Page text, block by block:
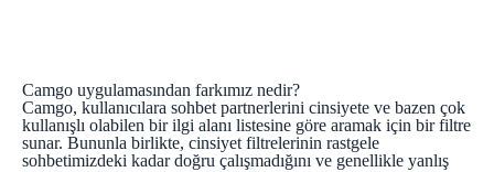
Camgo uygulamasından farkımız nedir?
Camgo, kullanıcılara sohbet partnerlerini cinsiyete ve bazen çok
kullanışlı olabilen bir ilgi alanı listesine göre aramak için bir filtre
sunar. Bununla birlikte, cinsiyet filtrelerinin rastgele
sohbetimizdeki kadar doğru çalışmadığını ve genellikle yanlış